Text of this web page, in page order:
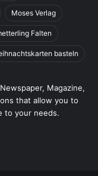
Moses Verlag
Falten
basteln
Magazine,
that allow you to
to your needs.